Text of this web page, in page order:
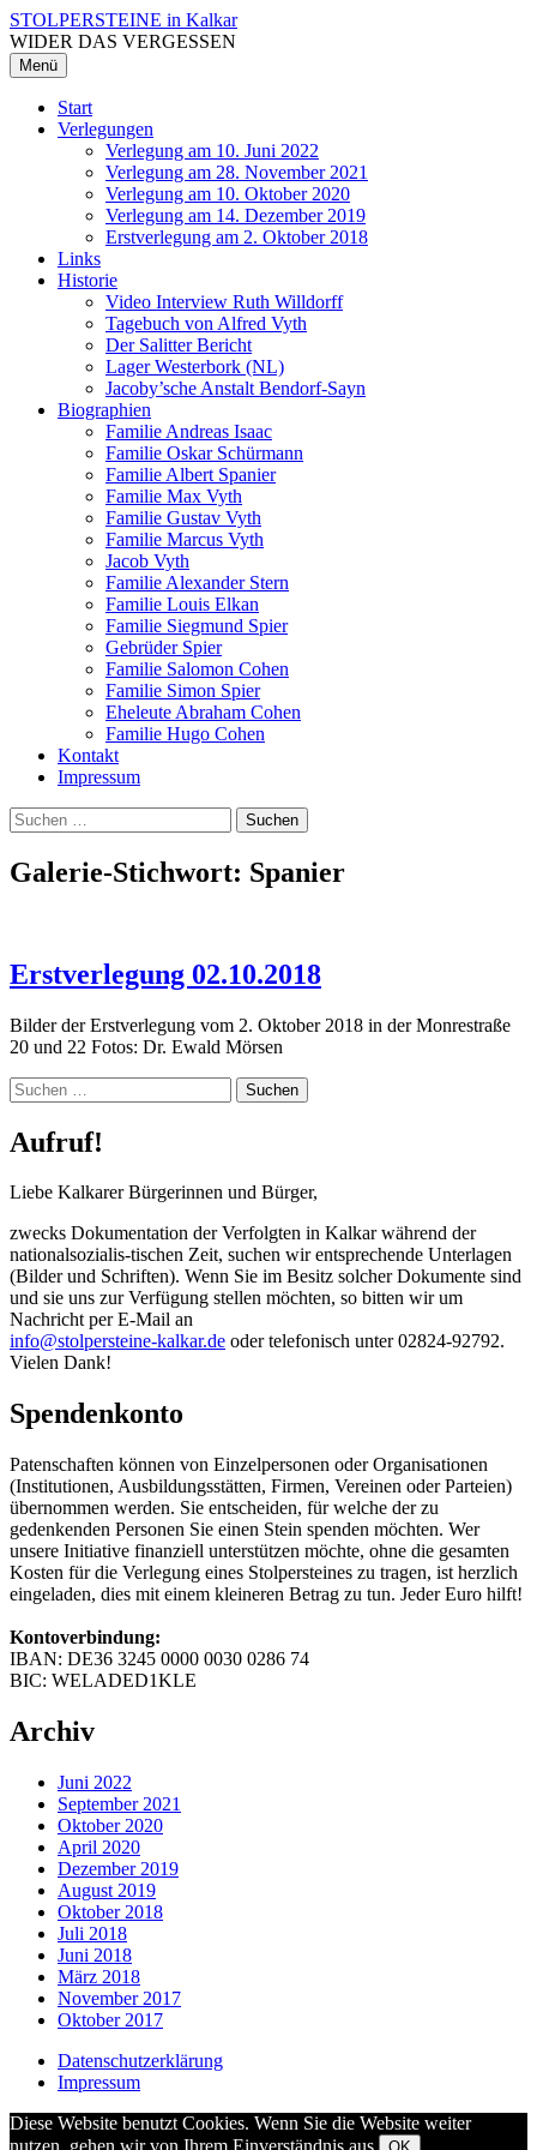
Zum
Inhalt
überspringen
STOLPERSTEINE in Kalkar
WIDER DAS VERGESSEN
Menü
Start
Verlegungen
Verlegung am 10. Juni 2022
Verlegung am 28. November 2021
Verlegung am 10. Oktober 2020
Verlegung am 14. Dezember 2019
Erstverlegung am 2. Oktober 2018
Links
Historie
Video Interview Ruth Willdorff
Tagebuch von Alfred Vyth
Der Salitter Bericht
Lager Westerbork (NL)
Jacoby’sche Anstalt Bendorf-Sayn
Biographien
Familie Andreas Isaac
Familie Oskar Schürmann
Familie Albert Spanier
Familie Max Vyth
Familie Gustav Vyth
Familie Marcus Vyth
Jacob Vyth
Familie Alexander Stern
Familie Louis Elkan
Familie Siegmund Spier
Gebrüder Spier
Familie Salomon Cohen
Familie Simon Spier
Eheleute Abraham Cohen
Familie Hugo Cohen
Kontakt
Impressum
Suchen
nach:
Galerie-Stichwort: Spanier
Erstverlegung 02.10.2018
Bilder der Erstverlegung vom 2. Oktober 2018 in der Monrestraße
20 und 22 Fotos: Dr. Ewald Mörsen
Suchen
nach:
Aufruf!
Liebe Kalkarer Bürgerinnen und Bürger,
zwecks Dokumentation der Verfolgten in Kalkar während der
nationalsozialis-tischen Zeit, suchen wir entsprechende Unterlagen
(Bilder und Schriften). Wenn Sie im Besitz solcher Dokumente sind
und sie uns zur Verfügung stellen möchten, so bitten wir um
Nachricht per E-Mail an
info@stolpersteine-kalkar.de oder telefonisch unter 02824-92792.
Vielen Dank!
Spendenkonto
Patenschaften können von Einzelpersonen oder Organisationen
(Institutionen, Ausbildungsstätten, Firmen, Vereinen oder Parteien)
übernommen werden. Sie entscheiden, für welche der zu
gedenkenden Personen Sie einen Stein spenden möchten. Wer
unsere Initiative finanziell unterstützen möchte, ohne die gesamten
Kosten für die Verlegung eines Stolpersteines zu tragen, ist herzlich
eingeladen, dies mit einem kleineren Betrag zu tun. Jeder Euro hilft!
Kontoverbindung:
IBAN: DE36 3245 0000 0030 0286 74
BIC: WELADED1KLE
Archiv
Juni 2022
September 2021
Oktober 2020
April 2020
Dezember 2019
August 2019
Oktober 2018
Juli 2018
Juni 2018
März 2018
November 2017
Oktober 2017
Datenschutzerklärung
Impressum
Diese Website benutzt Cookies. Wenn Sie die Website weiter
nutzen, gehen wir von Ihrem Einverständnis aus.